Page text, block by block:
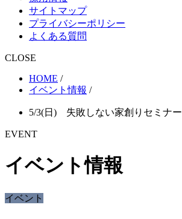
サイトマップ
プライバシーポリシー
よくある質問
CLOSE
HOME /
イベント情報 /
5/3(日) 失敗しない家創りセミナー
EVENT
イベント情報
イベント